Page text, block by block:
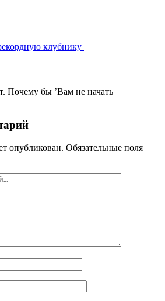
клубнику
Почему бы ’Вам не начать
опубликован. Обязательные поля